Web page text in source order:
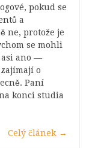
pokud se
a
ne, protože je
se mohli
asi ano —
o
Paní
konci studia
Celý článek →